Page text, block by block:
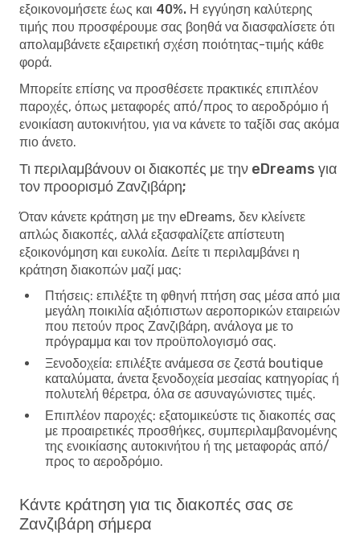
εξοικονομήσετε έως και 40%. Η εγγύηση καλύτερης
τιμής που προσφέρουμε σας βοηθά να διασφαλίσετε ότι
απολαμβάνετε εξαιρετική σχέση ποιότητας-τιμής κάθε
φορά.
Μπορείτε επίσης να προσθέσετε πρακτικές επιπλέον
παροχές, όπως μεταφορές από/προς το αεροδρόμιο ή
ενοικίαση αυτοκινήτου, για να κάνετε το ταξίδι σας ακόμα
πιο άνετο.
Τι περιλαμβάνουν οι διακοπές με την eDreams για
τον προορισμό Ζανζιβάρη;
Όταν κάνετε κράτηση με την eDreams, δεν κλείνετε
απλώς διακοπές, αλλά εξασφαλίζετε απίστευτη
εξοικονόμηση και ευκολία. Δείτε τι περιλαμβάνει η
κράτηση διακοπών μαζί μας:
Πτήσεις: επιλέξτε τη φθηνή πτήση σας μέσα από μια
μεγάλη ποικιλία αξιόπιστων αεροπορικών εταιρειών
που πετούν προς Ζανζιβάρη, ανάλογα με το
πρόγραμμα και τον προϋπολογισμό σας.
Ξενοδοχεία: επιλέξτε ανάμεσα σε ζεστά boutique
καταλύματα, άνετα ξενοδοχεία μεσαίας κατηγορίας ή
πολυτελή θέρετρα, όλα σε ασυναγώνιστες τιμές.
Επιπλέον παροχές: εξατομικεύστε τις διακοπές σας
με προαιρετικές προσθήκες, συμπεριλαμβανομένης
της ενοικίασης αυτοκινήτου ή της μεταφοράς από/
προς το αεροδρόμιο.
Κάντε κράτηση για τις διακοπές σας σε
Ζανζιβάρη σήμερα